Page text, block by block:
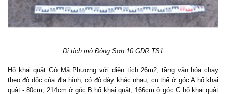
Di tích mộ Đông Sơn 10.GDR.TS1
Hố khai quật Gò Mả Phượng với diện tích 26m2, tầng văn hóa chạy
theo độ dốc của địa hình, có độ dày khác nhau, cụ thể ở góc A hố khai
quật - 80cm, 214cm ở góc B hố khai quật, 166cm ở góc C hố khai quật